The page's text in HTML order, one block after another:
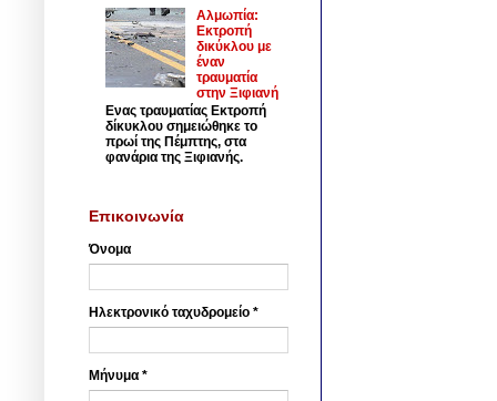
Αλμωπία:
Εκτροπή
δικύκλου με
έναν
τραυματία
στην Ξιφιανή
Ενας τραυματίας Εκτροπή
δίκυκλου σημειώθηκε το
πρωί της Πέμπτης, στα
φανάρια της Ξιφιανής.
Επικοινωνία
Όνομα
Ηλεκτρονικό ταχυδρομείο *
Μήνυμα *